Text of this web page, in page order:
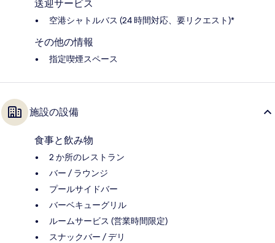
送迎サービス
空港シャトルバス (24 時間対応、要リクエスト)*
その他の情報
指定喫煙スペース
施設の設備
食事と飲み物
2 か所のレストラン
バー / ラウンジ
プールサイドバー
バーベキューグリル
ルームサービス (営業時間限定)
スナックバー / デリ